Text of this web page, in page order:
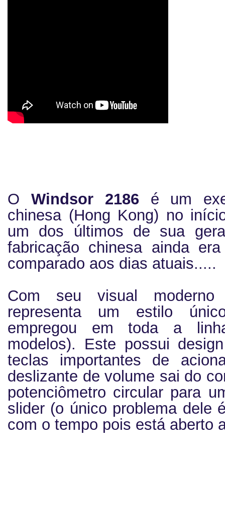
O Windsor 2186é um
chinesa (Hong Kong) no
um dos últimos de sua
fabricação chinesa ainda
comparado aos dias atuais.....
Com seu visual
representa um estilo
empregou em toda a
modelos). Este possui
teclas importantes de
deslizante de volume sai do
potenciômetro circular para
slider (o único problema dele
com o tempo pois está aberto